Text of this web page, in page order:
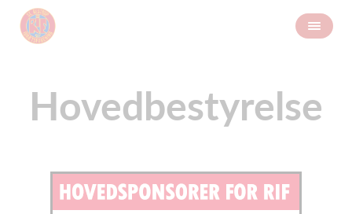
Hovedbestyrelse